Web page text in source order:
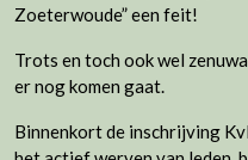
Zoeterwoude” een feit!
Trots en toch ook wel
er nog komen gaat.
Binnenkort de inschrijving